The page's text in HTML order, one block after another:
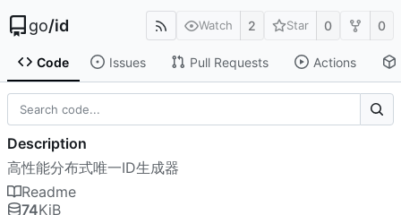
go/id Watch 2 Star 0 0
Code Issues Pull Requests Actions
Description
高性能分布式唯一ID生成器
Readme
74KiB